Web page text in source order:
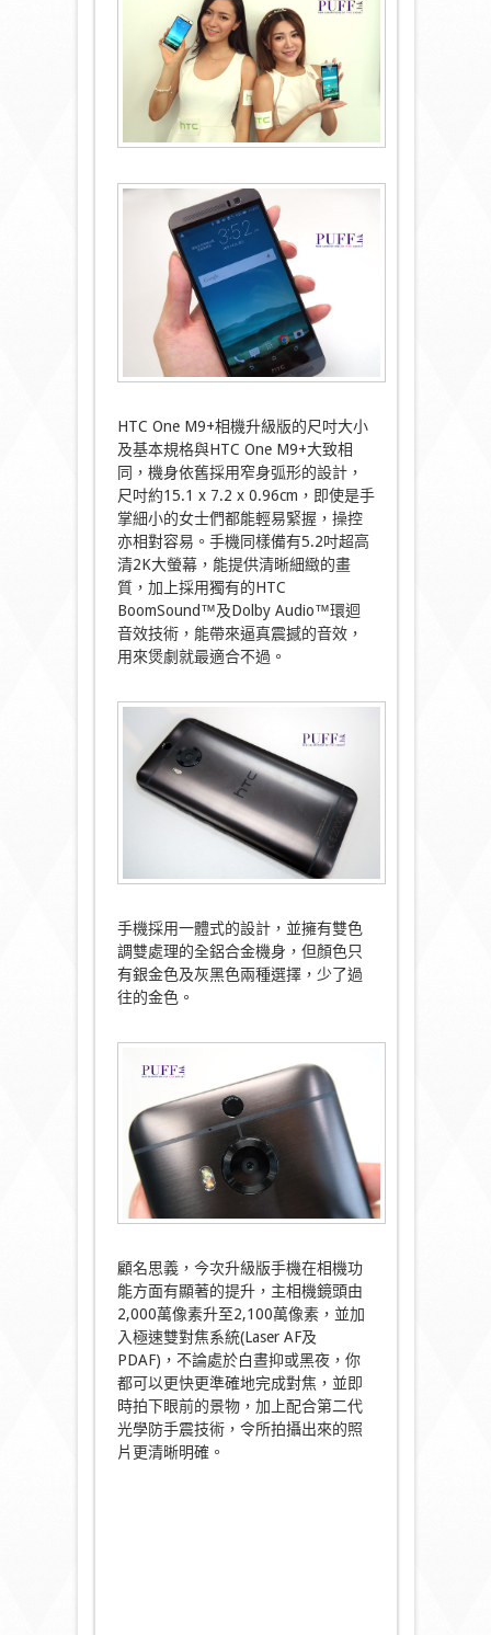
HTC One M9+相機升級版的尺吋大小
及基本規格與HTC One M9+大致相
同，機身依舊採用窄身弧形的設計，
尺吋約15.1 x 7.2 x 0.96cm，即使是手
掌細小的女士們都能輕易緊握，操控
亦相對容易。手機同樣備有5.2吋超高
清2K大螢幕，能提供清晰細緻的畫
質，加上採用獨有的HTC
BoomSound™及Dolby Audio™環迴
音效技術，能帶來逼真震撼的音效，
用來煲劇就最適合不過。
手機採用一體式的設計，並擁有雙色
調雙處理的全鋁合金機身，但顏色只
有銀金色及灰黑色兩種選擇，少了過
往的金色。
顧名思義，今次升級版手機在相機功
能方面有顯著的提升，主相機鏡頭由
2,000萬像素升至2,100萬像素，並加
入極速雙對焦系統(Laser AF及
PDAF)，不論處於白晝抑或黑夜，你
都可以更快更準確地完成對焦，並即
時拍下眼前的景物，加上配合第二代
光學防手震技術，令所拍攝出來的照
片更清晰明確。